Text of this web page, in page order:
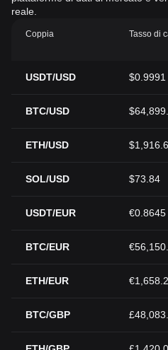
reale.
Coppia Tasso di
USDT/USD $0.9991
BTC/USD
ETH/USD
SOL/USD $73.84
USDT/EUR €0.8645
BTC/EUR
ETH/EUR
BTC/GBP